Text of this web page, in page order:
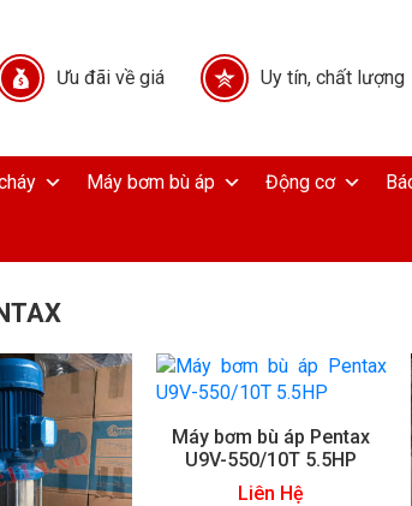
Ưu đãi về giá Uy tín, chất lượng
Máy bơm bù áp Động cơ
Máy bơm bù áp Pentax
U9V-550/10T 5.5HP
Liên Hệ